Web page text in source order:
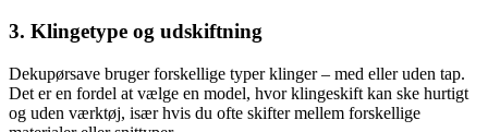
3. Klingetype og udskiftning
Dekupørsave bruger forskellige typer klinger – med eller uden tap.
Det er en fordel at vælge en model, hvor klingeskift kan ske hurtigt
og uden værktøj, især hvis du ofte skifter mellem forskellige